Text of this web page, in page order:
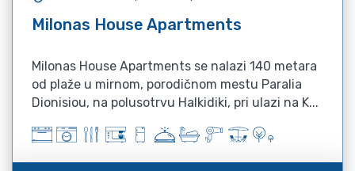
Milonas House Apartments
Milonas House Apartments se nalazi 140 metara
od plaže u mirnom, porodičnom mestu Paralia
Dionisiou, na polusotrvu Halkidiki, pri ulazi na K...